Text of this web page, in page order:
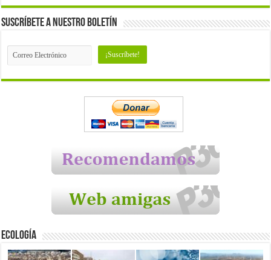
Suscríbete a nuestro Boletín
Ecología